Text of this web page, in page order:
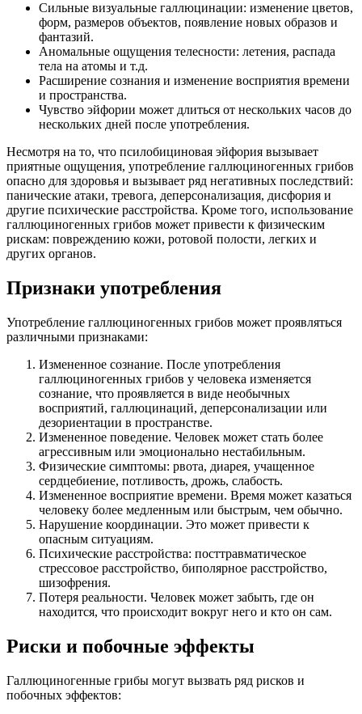
Сильные визуальные галлюцинации: изменение цветов,
форм, размеров объектов, появление новых образов и
фантазий.
Аномальные ощущения телесности: летения, распада
тела на атомы и т.д.
Расширение сознания и изменение восприятия времени
и пространства.
Чувство эйфории может длиться от нескольких часов до
нескольких дней после употребления.
Несмотря на то, что псилобициновая эйфория вызывает
приятные ощущения, употребление галлюциногенных грибов
опасно для здоровья и вызывает ряд негативных последствий:
панические атаки, тревога, деперсонализация, дисфория и
другие психические расстройства. Кроме того, использование
галлюциногенных грибов может привести к физическим
рискам: повреждению кожи, ротовой полости, легких и
других органов.
Признаки употребления
Употребление галлюциногенных грибов может проявляться
различными признаками:
Измененное сознание. После употребления
галлюциногенных грибов у человека изменяется
сознание, что проявляется в виде необычных
восприятий, галлюцинаций, деперсонализации или
дезориентации в пространстве.
Измененное поведение. Человек может стать более
агрессивным или эмоционально нестабильным.
Физические симптомы: рвота, диарея, учащенное
сердцебиение, потливость, дрожь, слабость.
Измененное восприятие времени. Время может казаться
человеку более медленным или быстрым, чем обычно.
Нарушение координации. Это может привести к
опасным ситуациям.
Психические расстройства: посттравматическое
стрессовое расстройство, биполярное расстройство,
шизофрения.
Потеря реальности. Человек может забыть, где он
находится, что происходит вокруг него и кто он сам.
Риски и побочные эффекты
Галлюциногенные грибы могут вызвать ряд рисков и
побочных эффектов: